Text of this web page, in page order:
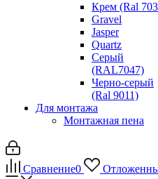
Крем (Ral
Gravel
Jasper
Quartz
Серый
(RAL7047)
Черно-серый
(Ral 9011)
Для монтажа
Монтажная пена
Сравнение0